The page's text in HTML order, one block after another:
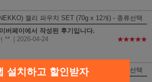
젤리 파우치 SET (70g x 12개) - 종류선택
버페이에서 작성된 후기입니다.
**
| 2026-04-24 ★★★★★
젤리 파우치 SET (70g x 12개) - 종류선택
설치하고 할인받자